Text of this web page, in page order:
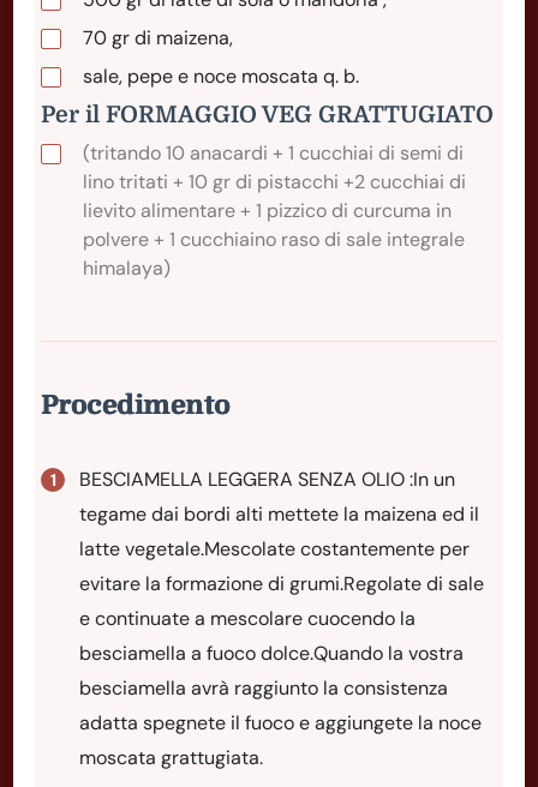
70grdi maizena,
sale, pepe e noce moscata q. b.
Per il FORMAGGIO VEG GRATTUGIATO
(tritando 10 anacardi + 1 cucchiai di semi di
lino tritati + 10 gr di pistacchi +2 cucchiai di
lievito alimentare + 1 pizzico di curcuma in
polvere + 1 cucchiaino raso di sale integrale
himalaya)
Procedimento
BESCIAMELLA LEGGERA SENZA OLIO :In un
tegame dai bordi alti mettete la maizena ed il
latte vegetale.Mescolate costantemente per
evitare la formazione di grumi.Regolate di sale
e continuate a mescolare cuocendo la
besciamella a fuoco dolce.Quando la vostra
besciamella avrà raggiunto la consistenza
adatta spegnete il fuoco e aggiungete la noce
moscata grattugiata.